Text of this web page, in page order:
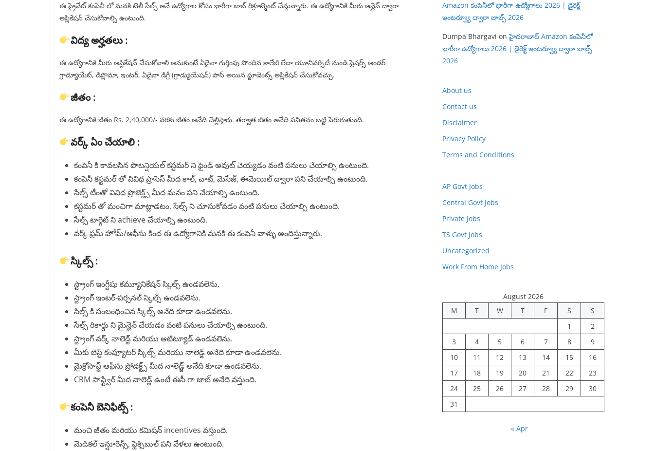
ఈ ప్రైవేట్ కంపెనీ లో మనకి టెలీ సేల్స్ అనే ఉద్యోగాల కోసం భారీగా జాబ్ రిక్రూట్మెంట్ చేస్తున్నారు. ఈ ఉద్యోగానికి మీరు ఆన్లైన్ ద్వారా
అప్లికేషన్ చేసుకోవాల్సి ఉంటుంది.
విద్య అర్హతలు :
ఈ ఉద్యోగానికి మీరు అప్లికేషన్ చేసుకోవాలి అనుకుంటే ఏదైనా గుర్తింపు పొందిన కాలేజీ లేదా యూనివర్సిటీ నుండి ఫ్రెషర్స్ అండర్
గ్రాడ్యూయేట్, డిప్లొమా, ఇంటర్, ఏదైనా డిగ్రీ (గ్రాడ్యుయేషన్) పాస్ అయిన స్టూడెంట్స్ అప్లికేషన్ చేసుకోవచ్చు.
జీతం :
ఈ ఉద్యోగానికి జీతం Rs. 2,40,000/- వరకు జీతం అనేది చెల్లిస్తారు. తర్వాత జీతం అనేది పనితనం బట్టి పెరుగుతుంది.
వర్క్ ఏం చేయాలి :
కంపెనీ కి కావలసిన పొటన్షియల్ కస్టమర్ ని ఫైండ్ అవుట్ చెయ్యడం వంటి పనులు చేయాల్సి ఉంటుంది.
కంపెనీ కస్టమర్ తో వివిధ ప్రాసెస్ మీద కాల్, చాట్, మెసేజ్, ఈమెయిల్ ద్వారా పని చేయాల్సి ఉంటుంది.
సేల్స్ టీంతో వివిధ ప్రొజెక్ట్స్ మీద మనం పని చేయాల్సి ఉంటుంది.
కస్టమర్ తో మంచిగా మాట్లాడటం, సేల్స్ ని చూసుకోవడం వంటి పనులు చేయాల్సి ఉంటుంది.
సేల్స్ టార్గెట్ ని achieve చేయాల్సి ఉంటుంది.
వర్క్ ఫ్రమ్ హోమ్/ఆఫీసు కింద ఈ ఉద్యోగానికి మనకి ఈ కంపెనీ వాళ్ళు అందిస్తున్నారు.
స్కిల్స్ :
స్ట్రాంగ్ ఇంగ్షీషు కమ్యూనికేషన్ స్కిల్స్ ఉండవలెను.
స్ట్రాంగ్ ఇంటర్-పర్సనల్ స్కిల్స్ ఉండవలెను.
సేల్స్ కి సంబంధించిన స్కిల్స్ అనేది కూడా ఉండవలెను.
సేల్స్ రికార్డు ని మైన్టైన్ చేయడం వంటి పనులు చేయాల్సి ఉంటుంది.
స్ట్రాంగ్ వర్క్ నాలెడ్జ్ మరియు ఆటిట్యూడ్ ఉండవలెను.
మీకు బెస్ట్ కంప్యూటర్ స్కిల్స్ మరియు నాలెడ్జ్ అనేది కూడా ఉండవలెను.
మైక్రోసాఫ్ట్ ఆఫీసు ప్రోడక్ట్స్ మీద నాలెడ్జ్ అనేది కూడా ఉండవలెను.
CRM సాఫ్ట్వేర్ మీద నాలెడ్జ్ ఉంటే ఈసీ గా జాబ్ అనేది వస్తుంది.
కంపెనీ బెనిఫిట్స్ :
మంచి జీతం మరియు కమిషన్ incentives వస్తుంది.
మెడికల్ ఇన్షూరెన్స్, ఫ్లెక్సిబుల్ పని వేళలు ఉంటుంది.
Amazon కంపెనీలో భారీగా ఉద్యోగాలు 2026 | డైరెక్ట్
ఇంటర్వ్యూ ద్వారా జాబ్స్ 2026
Dumpa Bhargavi onహైదరాబాద్ Amazon కంపెనీలో
భారీగా ఉద్యోగాలు 2026 | డైరెక్ట్ ఇంటర్వ్యూ ద్వారా జాబ్స్
2026
About us
Contact us
Disclaimer
Privacy Policy
Terms and Conditions
AP Govt Jobs
Central Govt Jobs
Private Jobs
TS Govt Jobs
Uncategorized
Work From Home Jobs
August 2026
M
T W T F S
S
1
2
3
4 5 6 7 8
9
10
11 12 13 14 15
16
17
18 19 20 21 22
23
24
25 26 27 28 29
30
31
« Apr